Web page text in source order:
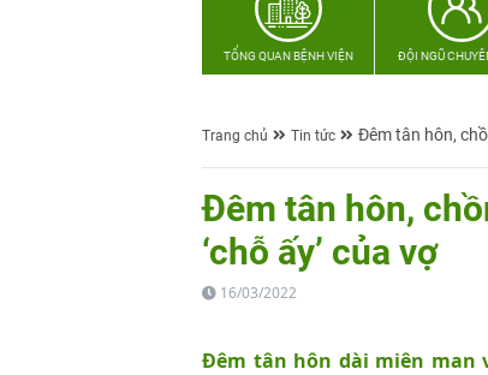
TỔNG QUAN BỆNH VIỆN ĐỘI NGŨ
Trang chủ Tin tức Đêm tân hôn,
Đêm tân hôn,
‘chỗ ấy’ của vợ
16/03/2022
Đêm tân hôn dài miên man